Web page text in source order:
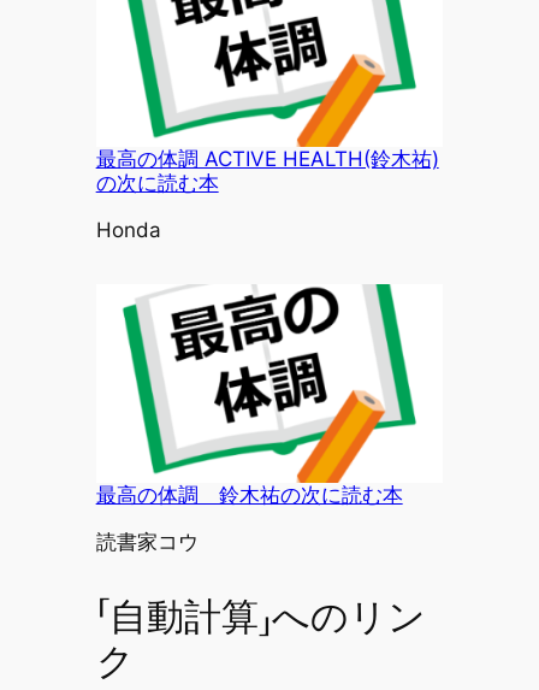
最高の体調 ACTIVE HEALTH(鈴木祐)
の次に読む本
投稿者
Honda
最高の体調 鈴木祐の次に読む本
投稿者
読書家コウ
「自動計算」へのリン
ク